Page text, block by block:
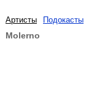
Артисты Подокасты
Molerno